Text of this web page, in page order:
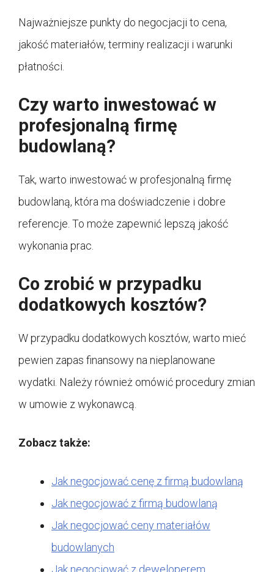
Najważniejsze punkty do negocjacji to cena,
jakość materiałów, terminy realizacji i warunki
płatności.
Czy warto inwestować w
profesjonalną firmę
budowlaną?
Tak, warto inwestować w profesjonalną firmę
budowlaną, która ma doświadczenie i dobre
referencje. To może zapewnić lepszą jakość
wykonania prac.
Co zrobić w przypadku
dodatkowych kosztów?
W przypadku dodatkowych kosztów, warto mieć
pewien zapas finansowy na nieplanowane
wydatki. Należy również omówić procedury zmian
w umowie z wykonawcą.
Zobacz także:
Jak negocjować cenę z firmą budowlaną
Jak negocjować z firmą budowlaną
Jak negocjować ceny materiałów
budowlanych
Jak negocjować z deweloperem